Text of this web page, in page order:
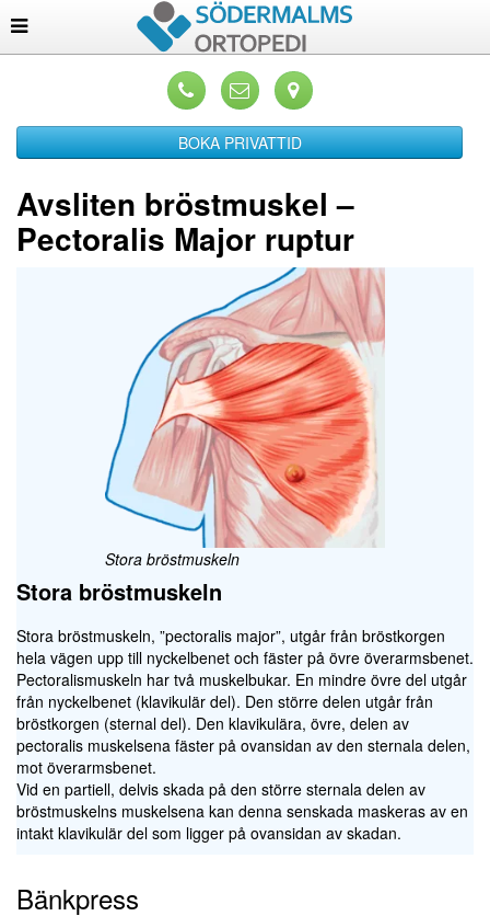
BOKA PRIVATTID
Avsliten bröstmuskel –
Pectoralis Major ruptur
Stora bröstmuskeln
Stora bröstmuskeln
Stora bröstmuskeln, ”pectoralis major”, utgår från bröstkorgen
hela vägen upp till nyckelbenet och fäster på övre överarmsbenet.
Pectoralismuskeln har två muskelbukar. En mindre övre del utgår
från nyckelbenet (klavikulär del). Den större delen utgår från
bröstkorgen (sternal del). Den klavikulära, övre, delen av
pectoralis muskelsena fäster på ovansidan av den sternala delen,
mot överarmsbenet.
Vid en partiell, delvis skada på den större sternala delen av
bröstmuskelns muskelsena kan denna senskada maskeras av en
intakt klavikulär del som ligger på ovansidan av skadan.
Bänkpress